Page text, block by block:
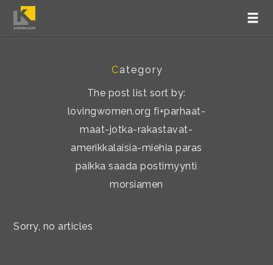
Category
The post list sort by:
lovingwomen.org fi+parhaat-
maat-jotka-rakastavat-
amerikkalaisia-miehia paras
paikka saada postimyynti
morsiamen
Sorry, no articles